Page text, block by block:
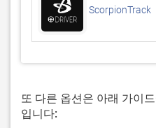
ScorpionTrack
또 다른 옵션은 아래 가이
입니다: